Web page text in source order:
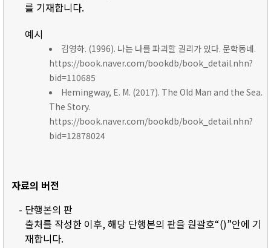
를 기재합니다.
예시
김영하. (1996). 나는 나를 파괴할 권리가 있다. 문학동네.
https://book.naver.com/bookdb/book_detail.nhn?
bid=110685
Hemingway, E. M. (2017). The Old Man and the Sea.
The Story.
https://book.naver.com/bookdb/book_detail.nhn?
bid=12878024
자료의 버전
- 단행본의 판
출처를 작성한 이후, 해당 단행본의 판을 원괄호“()”안에 기
재합니다.